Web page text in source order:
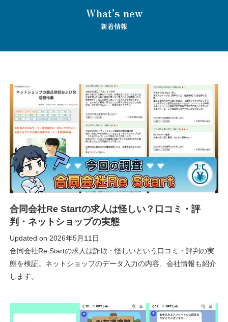
What’s new
合同会社Re Startの求人は怪しい？口コミ・評
判・ネットショップの実態
Updated on 2026年5月11日
合同会社Re Startの求人は詐欺・怪しいという口コミ・評判の実
態を検証。ネットショップのデータ入力の内容、会社情報も紹介
します。